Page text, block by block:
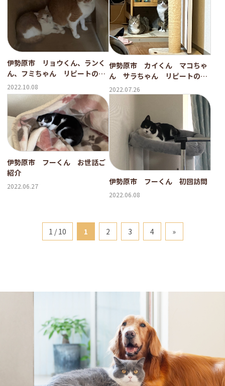
伊勢原市 リョウくん、ランく
ん、フミちゃん リピートのご
依頼
2022.10.08
伊勢原市 カイくん マコちゃ
ん サラちゃん リピートのご
依頼③
2022.07.26
伊勢原市 フーくん お世話ご
紹介
2022.06.27
伊勢原市 フーくん 初回訪問
2022.06.08
1 / 10 1 2 3 4 »